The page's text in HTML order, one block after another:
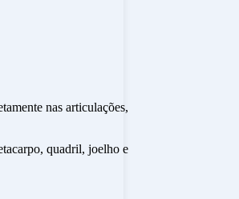
nas articulações,
quadril, joelho e